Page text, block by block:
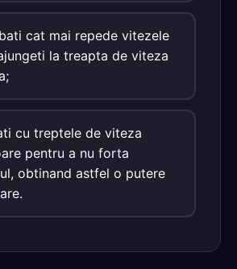
cat mai repede vitezele
la treapta de viteza
cu treptele de viteza
pentru a nu forta
obtinand astfel o putere